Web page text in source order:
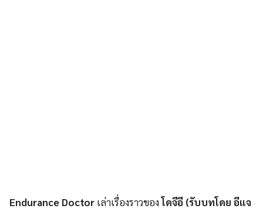
Endurance Doctor เล่าเรื่องราวของโดจีอี (รับบทโดย อีแจ